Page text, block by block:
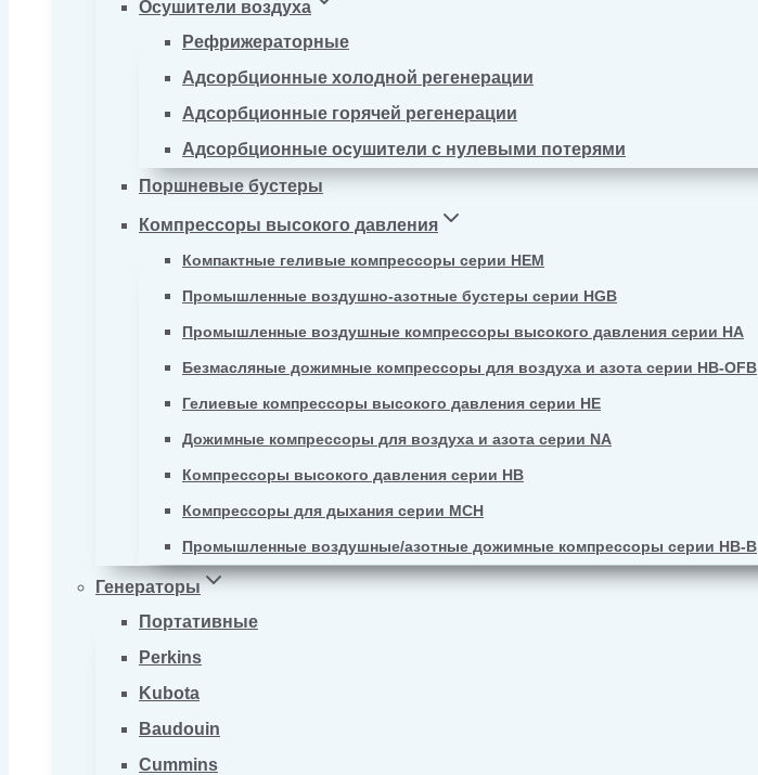
Осушители воздуха
Рефрижераторные
Адсорбционные холодной регенерации
Адсорбционные горячей регенерации
Адсорбционные осушители с нулевыми потерями
Поршневые бустеры
Компрессоры высокого давления
Компактные геливые компрессоры серии HEM
Промышленные воздушно-азотные бустеры серии HGB
Промышленные воздушные компрессоры высокого давления серии HA
Безмасляные дожимные компрессоры для воздуха и азота серии HB-OFB
Гелиевые компрессоры высокого давления серии HE
Дожимные компрессоры для воздуха и азота серии NA
Компрессоры высокого давления серии HB
Компрессоры для дыхания серии MCH
Промышленные воздушные/азотные дожимные компрессоры серии HB-B
Генераторы
Портативные
Perkins
Kubota
Baudouin
Cummins